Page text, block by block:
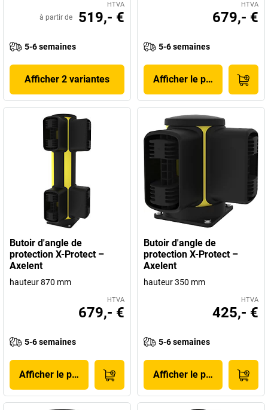
HTVA
à partir de 519,- €
5-6 semaines
Afficher 2 variantes
HTVA
679,- €
5-6 semaines
Afficher le produit
Butoir d'angle de
protection X-Protect –
Axelent
hauteur 870 mm
HTVA
679,- €
5-6 semaines
Afficher le produit
Butoir d'angle de
protection X-Protect –
Axelent
hauteur 350 mm
HTVA
425,- €
5-6 semaines
Afficher le produit